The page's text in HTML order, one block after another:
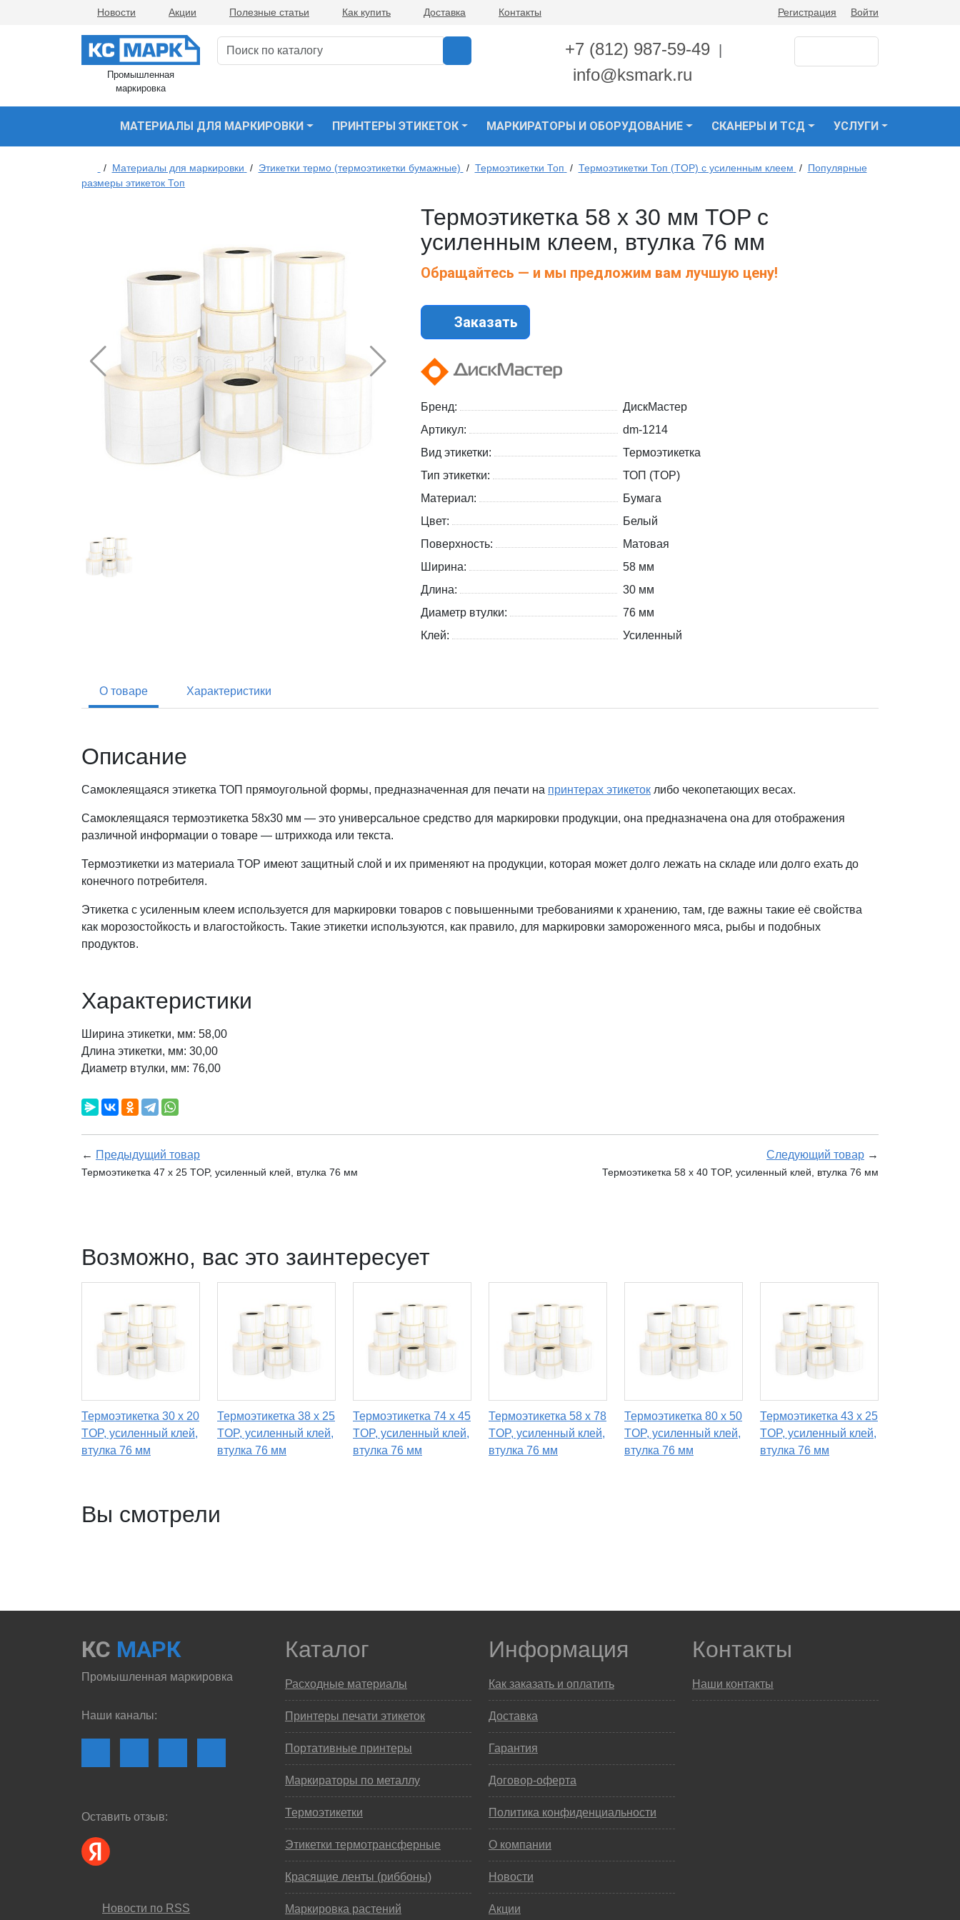
Новости Акции Полезные статьи Как купить Доставка Контакты Регистрация Войти
Промышленная
маркировка
+7 (812) 987-59-49
info@ksmark.ru
МАТЕРИАЛЫ ДЛЯ МАРКИРОВКИ ПРИНТЕРЫ ЭТИКЕТОК МАРКИРАТОРЫ И ОБОРУДОВАНИЕ СКАНЕРЫ И ТСД УСЛУГИ
/ Материалы для маркировки / Этикетки термо (термоэтикетки бумажные) / Термоэтикетки Топ / Термоэтикетки Топ (TOP) с усиленным клеем / Популярные
размеры этикеток Топ
Термоэтикетка 58 х 30 мм TOP с
усиленным клеем, втулка 76 мм
Обращайтесь — и мы предложим вам лучшую цену!
Заказать
Бренд:
ДискМастер
Артикул:
dm-1214
Вид этикетки:
Термоэтикетка
Тип этикетки:
ТОП (TOP)
Материал:
Бумага
Цвет:
Белый
Поверхность:
Матовая
Ширина:
58 мм
Длина:
30 мм
Диаметр втулки:
76 мм
Клей:
Усиленный
О товаре Характеристики
Описание
Самоклеящаяся этикетка ТОП прямоугольной формы, предназначенная для печати на принтерах этикеток либо чекопетающих весах.
Самоклеящаяся термоэтикетка 58x30 мм — это универсальное средство для маркировки продукции, она предназначена она для отображения
различной информации о товаре — штрихкода или текста.
Термоэтикетки из материала TOP имеют защитный слой и их применяют на продукции, которая может долго лежать на складе или долго ехать до
конечного потребителя.
Этикетка с усиленным клеем используется для маркировки товаров с повышенными требованиями к хранению, там, где важны такие её свойства
как морозостойкость и влагостойкость. Такие этикетки используются, как правило, для маркировки замороженного мяса, рыбы и подобных
продуктов.
Характеристики
Ширина этикетки, мм: 58,00
Длина этикетки, мм: 30,00
Диаметр втулки, мм: 76,00
← Предыдущий товар
Термоэтикетка 47 х 25 TOP, усиленный клей, втулка 76 мм
Следующий товар →
Термоэтикетка 58 х 40 TOP, усиленный клей, втулка 76 мм
Возможно, вас это заинтересует
Термоэтикетка 30 х 20
TOP, усиленный клей,
втулка 76 мм
Термоэтикетка 38 х 25
TOP, усиленный клей,
втулка 76 мм
Термоэтикетка 74 х 45
TOP, усиленный клей,
втулка 76 мм
Термоэтикетка 58 х 78
TOP, усиленный клей,
втулка 76 мм
Термоэтикетка 80 х 50
TOP, усиленный клей,
втулка 76 мм
Термоэтикетка 43 х 25
TOP, усиленный клей,
втулка 76 мм
Вы смотрели
КС МАРК
Промышленная маркировка
Наши каналы:
Оставить отзыв:
Новости по RSS
Каталог
Расходные материалы
Принтеры печати этикеток
Портативные принтеры
Маркираторы по металлу
Термоэтикетки
Этикетки термотрансферные
Красящие ленты (риббоны)
Маркировка растений
Информация
Как заказать и оплатить
Доставка
Гарантия
Договор-оферта
Политика конфиденциальности
О компании
Новости
Акции
Контакты
Наши контакты